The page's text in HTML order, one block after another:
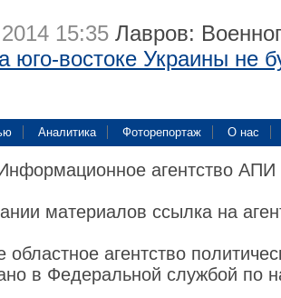
15:35 Лавров:
юго-востоке Украины не
Аналитика Фоторепортаж О нас
агентство
материалов ссылка на
областное агентство
в Федеральной службой по